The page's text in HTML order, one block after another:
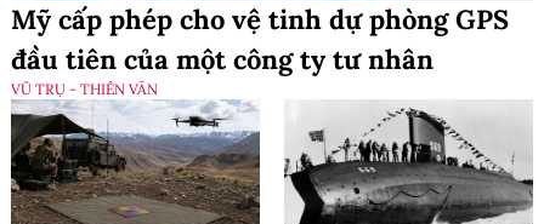
Mỹ cấp phép cho vệ tinh dự phòng GPS
đầu tiên của một công ty tư nhân
VŨ TRỤ - THIÊN VĂN